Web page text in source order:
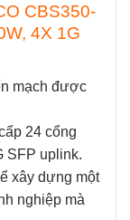
CBS350-
4X 1G
mạch được
24 cổng
SFP uplink.
xây dựng một
nghiệp mà